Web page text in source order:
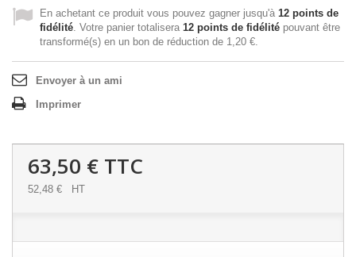
En achetant ce produit vous pouvez gagner jusqu'à 12 points de
fidélité. Votre panier totalisera 12 points de fidélité pouvant être
transformé(s) en un bon de réduction de 1,20 €.
Envoyer à un ami
Imprimer
63,50 € TTC
52,48 € HT